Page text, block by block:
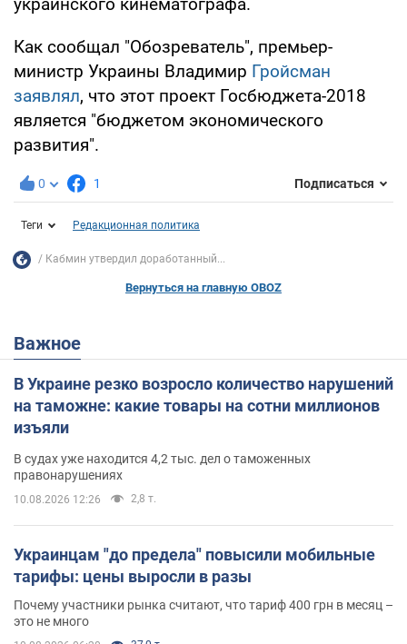
Как сообщал "Обозреватель", премьер-
министр Украины Владимир Гройсман
заявлял, что этот проект Госбюджета-2018
является "бюджетом экономического
развития".
0 1 Подписаться
Теги Редакционная политика
Кабмин утвердил доработанный...
Вернуться на главную OBOZ
Важное
В Украине резко возросло количество нарушений
на таможне: какие товары на сотни миллионов
изъяли
В судах уже находится 4,2 тыс. дел о таможенных
правонарушениях
10.08.2026 12:26 2,8 т.
Украинцам "до предела" повысили мобильные
тарифы: цены выросли в разы
Почему участники рынка считают, что тариф 400 грн в месяц –
это не много